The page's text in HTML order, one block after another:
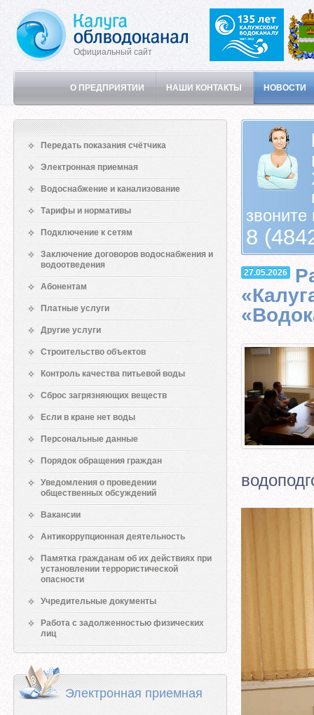
Официальный сайт
О ПРЕДПРИЯТИИ НАШИ КОНТАКТЫ НОВОСТИ
Передать показания счётчика
Электронная приемная
Водоснабжение и канализование
Тарифы и нормативы
Подключение к сетям
Заключение договоров водоснабжения и
водоотведения
Абонентам
Платные услуги
Другие услуги
Строительство объектов
Контроль качества питьевой воды
Сброс загрязняющих веществ
Если в кране нет воды
Персональные данные
Порядок обращения граждан
Уведомления о проведении
общественных обсуждений
Вакансии
Антикоррупционная деятельность
Памятка гражданам об их действиях при
установлении террористической
опасности
Учредительные документы
Работа с задолженностью физических
лиц
Электронная приемная
звоните
8
27.05.2026